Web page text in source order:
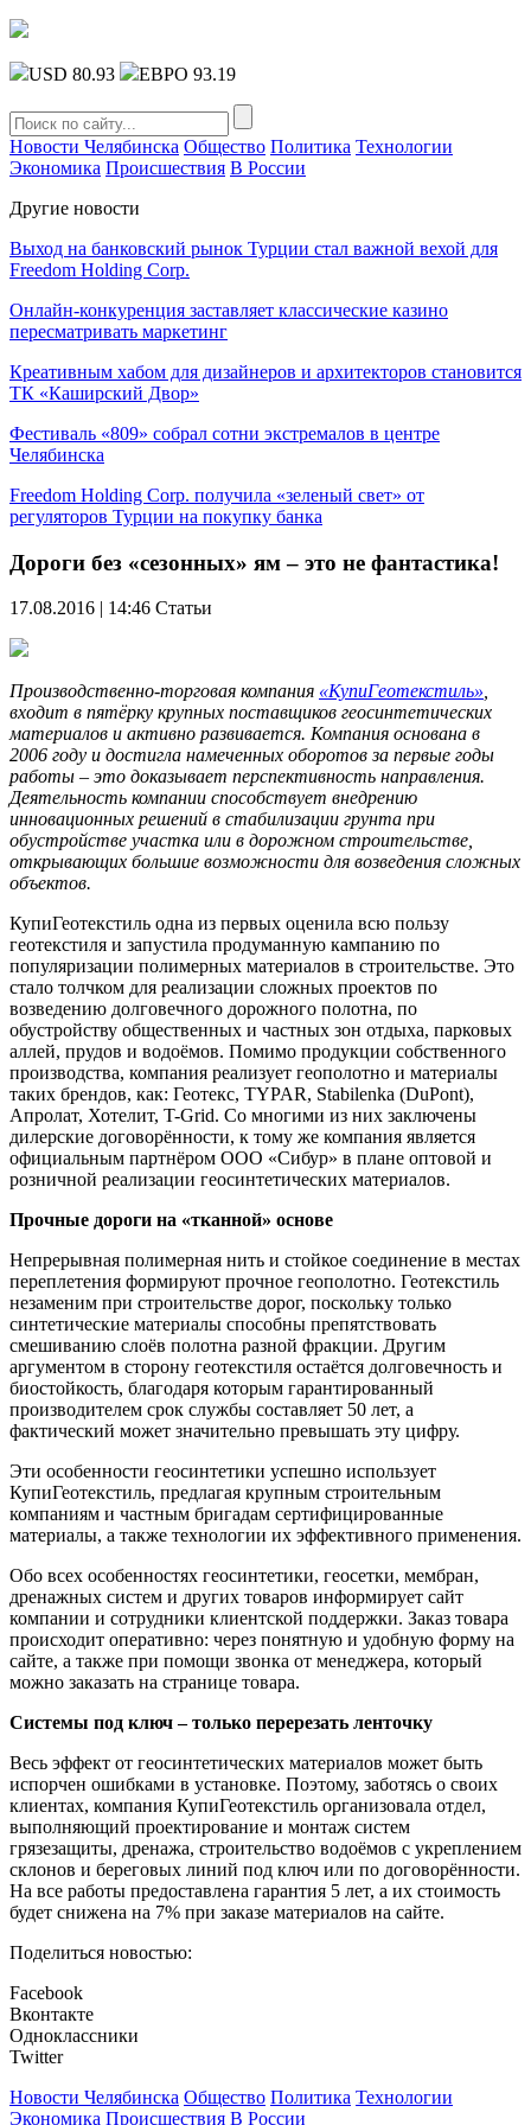
USD 80.93 ЕВРО 93.19
Новости Челябинска Общество Политика Технологии
Экономика Происшествия В России
Другие новости
Выход на банковский рынок Турции стал важной вехой для
Freedom Holding Corp.
Онлайн-конкуренция заставляет классические казино
пересматривать маркетинг
Креативным хабом для дизайнеров и архитекторов становится
ТК «Каширский Двор»
Фестиваль «809» собрал сотни экстремалов в центре
Челябинска
Freedom Holding Corp. получила «зеленый свет» от
регуляторов Турции на покупку банка
Дороги без «сезонных» ям – это не фантастика!
17.08.2016 | 14:46 Статьи
Производственно-торговая компания «КупиГеотекстиль»,
входит в пятёрку крупных поставщиков геосинтетических
материалов и активно развивается. Компания основана в
2006 году и достигла намеченных оборотов за первые годы
работы – это доказывает перспективность направления.
Деятельность компании способствует внедрению
инновационных решений в стабилизации грунта при
обустройстве участка или в дорожном строительстве,
открывающих большие возможности для возведения сложных
объектов.
КупиГеотекстиль одна из первых оценила всю пользу
геотекстиля и запустила продуманную кампанию по
популяризации полимерных материалов в строительстве. Это
стало толчком для реализации сложных проектов по
возведению долговечного дорожного полотна, по
обустройству общественных и частных зон отдыха, парковых
аллей, прудов и водоёмов. Помимо продукции собственного
производства, компания реализует геополотно и материалы
таких брендов, как: Геотекс, ТYPAR, Stabilenka (DuPont),
Апролат, Хотелит, T-Grid. Со многими из них заключены
дилерские договорённости, к тому же компания является
официальным партнёром ООО «Сибур» в плане оптовой и
розничной реализации геосинтетических материалов.
Прочные дороги на «тканной» основе
Непрерывная полимерная нить и стойкое соединение в местах
переплетения формируют прочное геополотно. Геотекстиль
незаменим при строительстве дорог, поскольку только
синтетические материалы способны препятствовать
смешиванию слоёв полотна разной фракции. Другим
аргументом в сторону геотекстиля остаётся долговечность и
биостойкость, благодаря которым гарантированный
производителем срок службы составляет 50 лет, а
фактический может значительно превышать эту цифру.
Эти особенности геосинтетики успешно использует
КупиГеотекстиль, предлагая крупным строительным
компаниям и частным бригадам сертифицированные
материалы, а также технологии их эффективного применения.
Обо всех особенностях геосинтетики, геосетки, мембран,
дренажных систем и других товаров информирует сайт
компании и сотрудники клиентской поддержки. Заказ товара
происходит оперативно: через понятную и удобную форму на
сайте, а также при помощи звонка от менеджера, который
можно заказать на странице товара.
Системы под ключ – только перерезать ленточку
Весь эффект от геосинтетических материалов может быть
испорчен ошибками в установке. Поэтому, заботясь о своих
клиентах, компания КупиГеотекстиль организовала отдел,
выполняющий проектирование и монтаж систем
грязезащиты, дренажа, строительство водоёмов с укреплением
склонов и береговых линий под ключ или по договорённости.
На все работы предоставлена гарантия 5 лет, а их стоимость
будет снижена на 7% при заказе материалов на сайте.
Поделиться новостью:
Facebook
Вконтакте
Одноклассники
Twitter
Новости Челябинска Общество Политика Технологии
Экономика Происшествия В России